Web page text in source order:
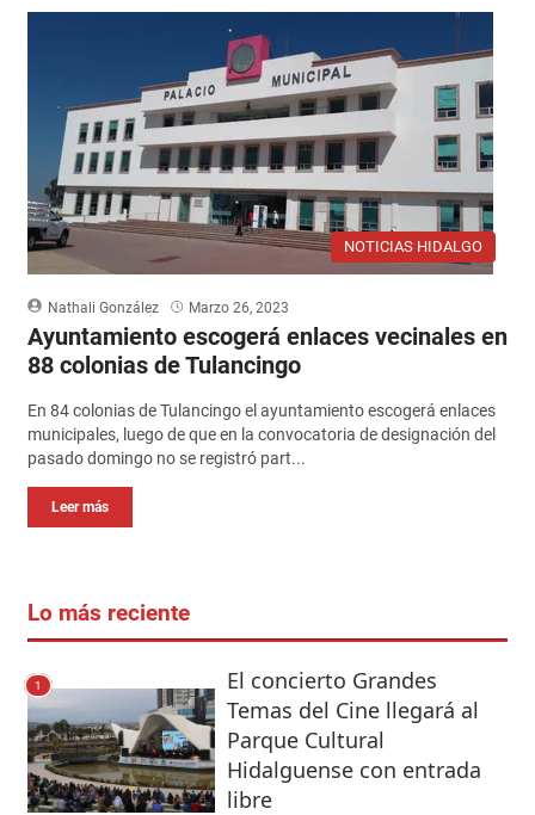
NOTICIAS HIDALGO
Nathali González Marzo 26, 2023
Ayuntamiento escogerá enlaces vecinales en
88 colonias de Tulancingo
En 84 colonias de Tulancingo el ayuntamiento escogerá enlaces
municipales, luego de que en la convocatoria de designación del
pasado domingo no se registró part...
Leer más
Lo más reciente
1
El concierto Grandes
Temas del Cine llegará al
Parque Cultural
Hidalguense con entrada
libre